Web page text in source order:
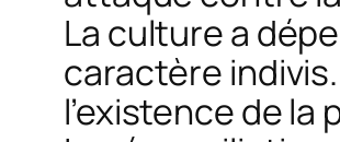
La culture a
caractère
l’existence de